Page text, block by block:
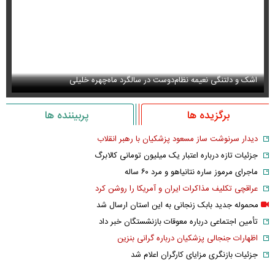
اشک و دلتنگی نعیمه نظام‌دوست در سالگرد ماه‌چهره خلیلی
برگزیده ها پربیننده ها
دیدار سرنوشت ساز مسعود پزشکیان با رهبر انقلاب
جزئیات تازه درباره اعتبار یک میلیون تومانی کالابرگ
ماجرای مرموز ساره نتانیاهو و مرد ۶۰ ساله
عراقچی تکلیف مذاکرات ایران و آمریکا را روشن کرد
محموله جدید بابک زنجانی به این استان ارسال شد
تأمین اجتماعی درباره معوقات بازنشستگان خبر داد
اظهارات جنجالی پزشکیان درباره گرانی بنزین
جزئیات بازنگری مزایای کارگران اعلام شد